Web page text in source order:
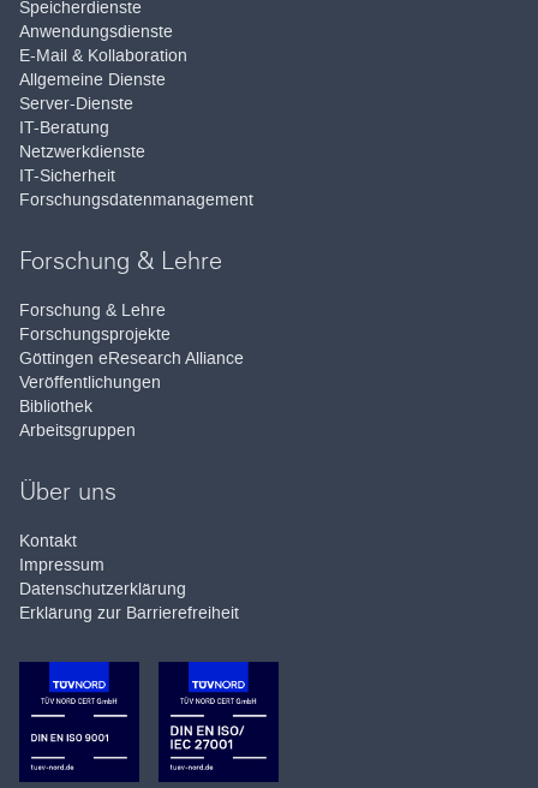
Speicherdienste
Anwendungsdienste
E-Mail & Kollaboration
Allgemeine Dienste
Server-Dienste
IT-Beratung
Netzwerkdienste
IT-Sicherheit
Forschungsdatenmanagement
Forschung & Lehre
Forschung & Lehre
Forschungsprojekte
Göttingen eResearch Alliance
Veröffentlichungen
Bibliothek
Arbeitsgruppen
Über uns
Kontakt
Impressum
Datenschutzerklärung
Erklärung zur Barrierefreiheit